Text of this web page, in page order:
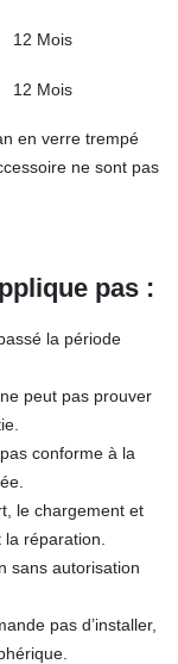
12 Mois
12 Mois
en verre trempé
ne sont pas
pas :
la période
peut pas prouver
conforme à la
le chargement et
réparation.
sans autorisation
pas d’installer,